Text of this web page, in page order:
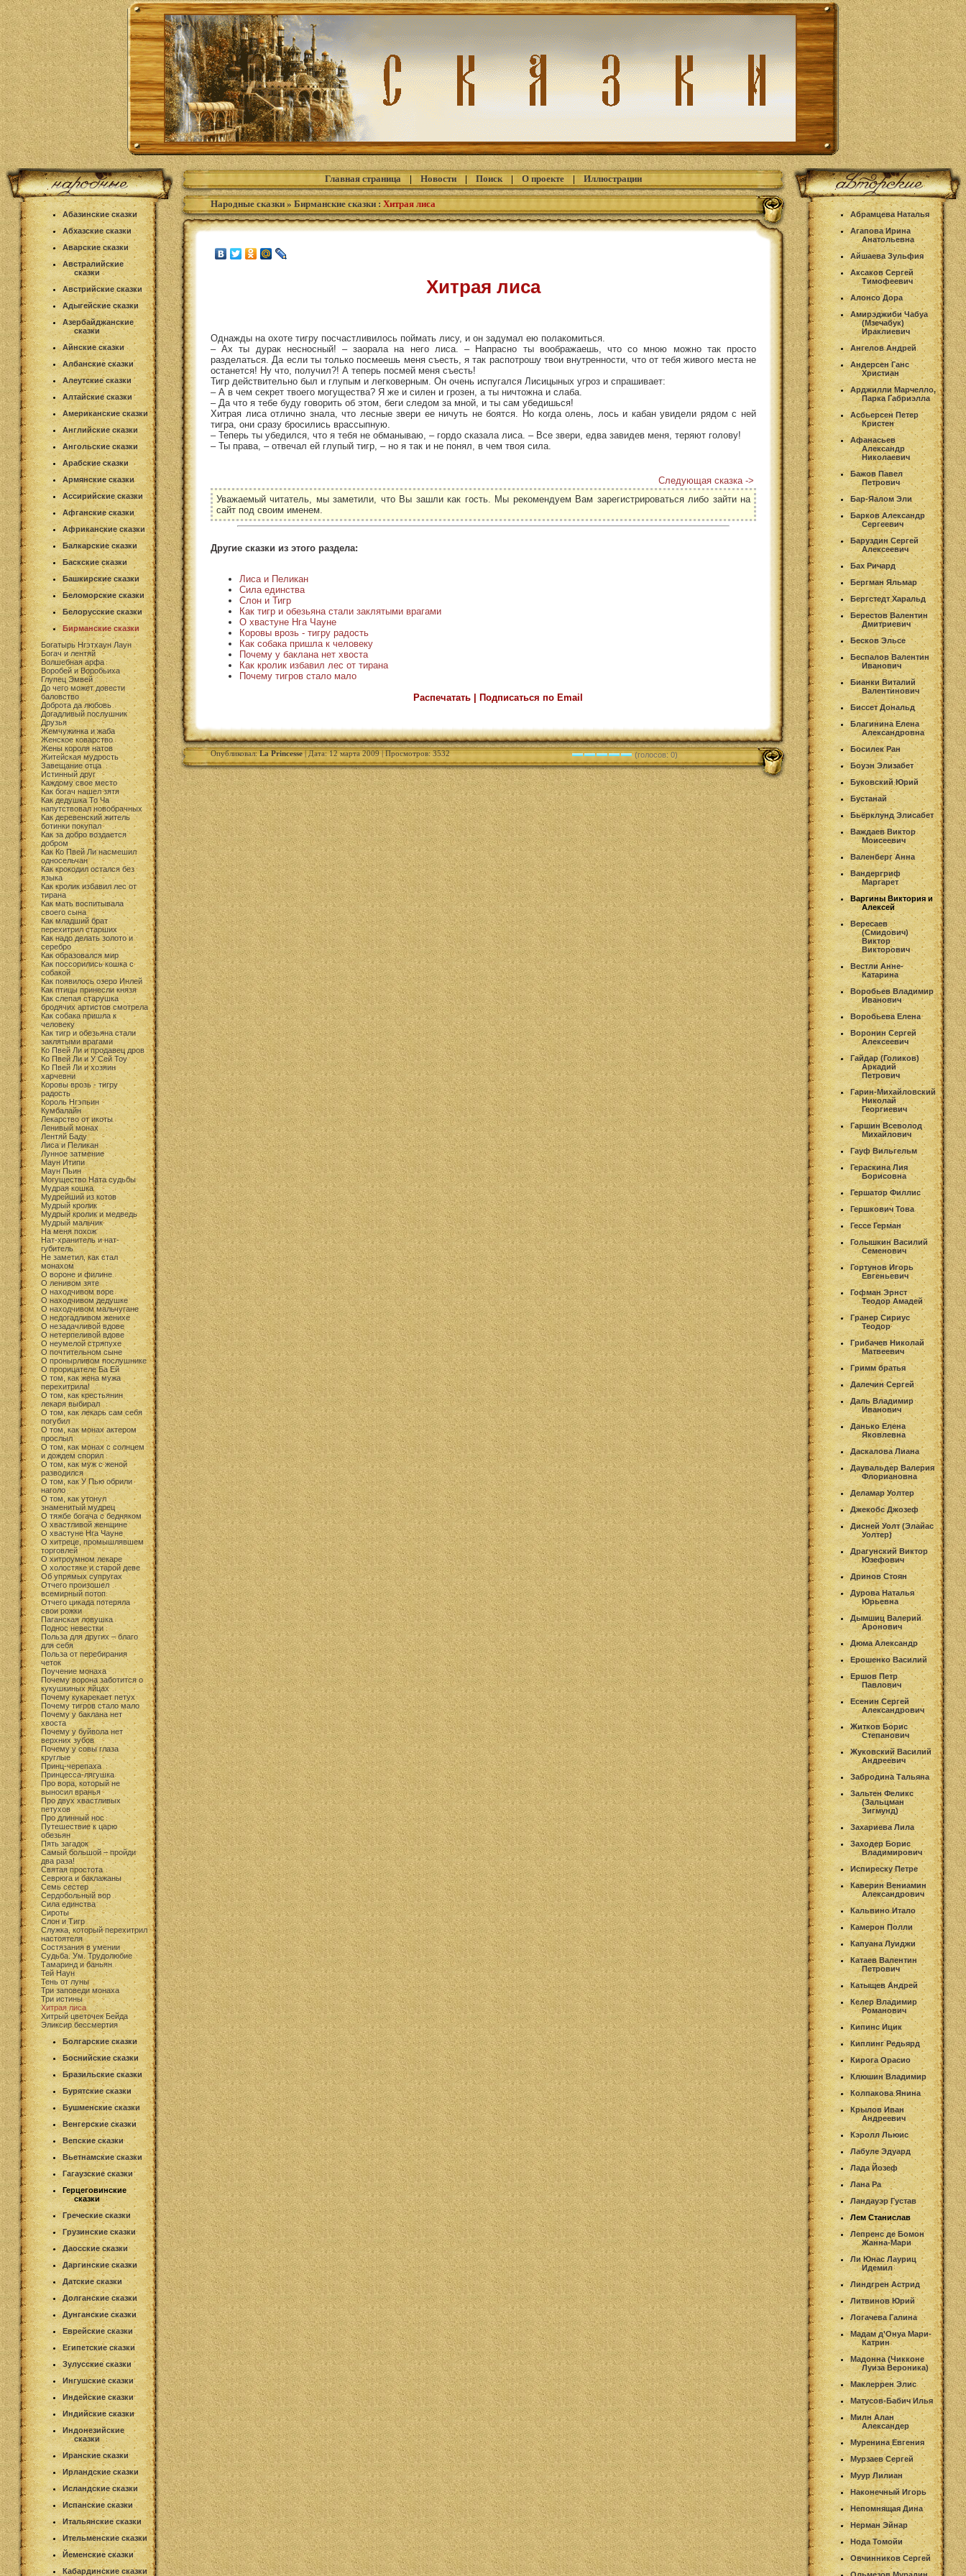
Абазинские сказки
Абхазские сказки
Аварские сказки
Австралийские
сказки
Австрийские сказки
Адыгейские сказки
Азербайджанские
сказки
Айнские сказки
Албанские сказки
Алеутские сказки
Алтайские сказки
Американские сказки
Английские сказки
Ангольские сказки
Арабские сказки
Армянские сказки
Ассирийские сказки
Афганские сказки
Африканские сказки
Балкарские сказки
Баскские сказки
Башкирские сказки
Беломорские сказки
Белорусские сказки
Бирманские сказки
Богатырь Нгэтхаун Лаун
Богач и лентяй
Волшебная арфа
Воробей и Воробьиха
Глупец Эмвей
До чего может довести
баловство
Доброта да любовь
Догадливый послушник
Друзья
Жемчужинка и жаба
Женское коварство
Жены короля натов
Житейская мудрость
Завещание отца
Истинный друг
Каждому свое место
Как богач нашел зятя
Как дедушка То Ча
напутствовал новобрачных
Как деревенский житель
ботинки покупал
Как за добро воздается
добром
Как Ко Пвей Ли насмешил
односельчан
Как крокодил остался без
языка
Как кролик избавил лес от
тирана
Как мать воспитывала
своего сына
Как младший брат
перехитрил старших
Как надо делать золото и
серебро
Как образовался мир
Как поссорились кошка с
собакой
Как появилось озеро Инлей
Как птицы принесли князя
Как слепая старушка
бродячих артистов смотрела
Как собака пришла к
человеку
Как тигр и обезьяна стали
заклятыми врагами
Ко Пвей Ли и продавец дров
Ко Пвей Ли и У Сей Тоу
Ко Пвей Ли и хозяин
харчевни
Коровы врозь - тигру
радость
Король Нгэпьин
Кумбалайн
Лекарство от икоты
Ленивый монах
Лентяй Баду
Лиса и Пеликан
Лунное затмение
Маун Итипи
Маун Пьин
Могущество Ната судьбы
Мудрая кошка
Мудрейший из котов
Мудрый кролик
Мудрый кролик и медведь
Мудрый мальчик
На меня похож
Нат-хранитель и нат-
губитель
Не заметил, как стал
монахом
О вороне и филине
О ленивом зяте
О находчивом воре
О находчивом дедушке
О находчивом мальчугане
О недогадливом женихе
О незадачливой вдове
О нетерпеливой вдове
О неумелой стряпухе
О почтительном сыне
О пронырливом послушнике
О прорицателе Ба Ей
О том, как жена мужа
перехитрила!
О том, как крестьянин
лекаря выбирал
О том, как лекарь сам себя
погубил
О том, как монах актером
прослыл
О том, как монах с солнцем
и дождем спорил
О том, как муж с женой
разводился
О том, как У Пью обрили
наголо
О том, как утонул
знаменитый мудрец
О тяжбе богача с бедняком
О хвастливой женщине
О хвастуне Нга Чауне
О хитреце, промышлявшем
торговлей
О хитроумном лекаре
О холостяке и старой деве
Об упрямых супругах
Отчего произошел
всемирный потоп
Отчего цикада потеряла
свои рожки
Паганская ловушка
Поднос невестки
Польза для других – благо
для себя
Польза от перебирания
четок
Поучение монаха
Почему ворона заботится о
кукушкиных яйцах
Почему кукарекает петух
Почему тигров стало мало
Почему у баклана нет
хвоста
Почему у буйвола нет
верхних зубов
Почему у совы глаза
круглые
Принц-черепаха
Принцесса-лягушка
Про вора, который не
выносил вранья
Про двух хвастливых
петухов
Про длинный нос
Путешествие к царю
обезьян
Пять загадок
Самый большой – пройди
два раза!
Святая простота
Севрюга и баклажаны
Семь сестер
Сердобольный вор
Сила единства
Сироты
Слон и Тигр
Служка, который перехитрил
настоятеля
Состязания в умении
Судьба. Ум. Трудолюбие
Тамаринд и баньян
Тей Наун
Тень от луны
Три заповеди монаха
Три истины
Хитрая лиса
Хитрый цветочек Бейда
Эликсир бессмертия
Болгарские сказки
Боснийские сказки
Бразильские сказки
Бурятские сказки
Бушменские сказки
Венгерские сказки
Вепские сказки
Вьетнамские сказки
Гагаузские сказки
Герцеговинские
сказки
Греческие сказки
Грузинские сказки
Даосские сказки
Даргинские сказки
Датские сказки
Долганские сказки
Дунганские сказки
Еврейские сказки
Египетские сказки
Зулусские сказки
Ингушские сказки
Индейские сказки
Индийские сказки
Индонезийские
сказки
Иранские сказки
Ирландские сказки
Исландские сказки
Испанские сказки
Итальянские сказки
Ительменские сказки
Йеменские сказки
Кабардинские сказки
Главная страница| Новости| Поиск| О проекте| Иллюстрации
Народные сказки » Бирманские сказки : Хитрая лиса
Хитрая лиса
Однажды на охоте тигру посчастливилось поймать лису, и он задумал ею полакомиться.
– Ах ты дурак несносный! – заорала на него лиса. – Напрасно ты воображаешь, что со мною можно так просто
разделаться. Да если ты только посмеешь меня съесть, я так распотрошу твои внутренности, что от тебя живого места не
останется! Ну что, получил?! А теперь посмей меня съесть!
Тигр действительно был и глупым и легковерным. Он очень испугался Лисицыных угроз и спрашивает:
– А в чем секрет твоего могущества? Я же и силен и грозен, а ты ничтожна и слаба.
– Да что я тебе буду говорить об этом, беги следом за мной, и ты сам убедишься!
Хитрая лиса отлично знала, что лесные звери ее ничуть не боятся. Но когда олень, лось и кабан увидели рядом с ней
тигра, они сразу бросились врассыпную.
– Теперь ты убедился, что я тебя не обманываю, – гордо сказала лиса. – Все звери, едва завидев меня, теряют голову!
– Ты права, – отвечал ей глупый тигр, – но я так и не понял, в чем твоя сила.
Следующая сказка ->
Уважаемый читатель, мы заметили, что Вы зашли как гость. Мы рекомендуем Вам зарегистрироваться либо зайти на
сайт под своим именем.
Другие сказки из этого раздела:
Лиса и Пеликан
Сила единства
Слон и Тигр
Как тигр и обезьяна стали заклятыми врагами
О хвастуне Нга Чауне
Коровы врозь - тигру радость
Как собака пришла к человеку
Почему у баклана нет хвоста
Как кролик избавил лес от тирана
Почему тигров стало мало
Распечатать | Подписаться по Email
Опубликовал:La Princesse| Дата: 12 марта 2009 | Просмотров: 3532 (голосов: 0)
Абрамцева Наталья
Агапова Ирина
Анатольевна
Айшаева Зульфия
Аксаков Сергей
Тимофеевич
Алонсо Дора
Амирэджиби Чабуа
(Мзечабук)
Ираклиевич
Ангелов Андрей
Андерсен Ганс
Христиан
Арджилли Марчелло,
Парка Габриэлла
Асбьерсен Петер
Кристен
Афанасьев
Александр
Николаевич
Бажов Павел
Петрович
Бар-Яалом Эли
Барков Александр
Сергеевич
Баруздин Сергей
Алексеевич
Бах Ричард
Бергман Яльмар
Бергстедт Харальд
Берестов Валентин
Дмитриевич
Бесков Эльсе
Беспалов Валентин
Иванович
Бианки Виталий
Валентинович
Биссет Дональд
Благинина Елена
Александровна
Босилек Ран
Боуэн Элизабет
Буковский Юрий
Бустанай
Бьёрклунд Элисабет
Важдаев Виктор
Моисеевич
Валенберг Анна
Вандергриф
Маргарет
Варгины Виктория и
Алексей
Вересаев
(Смидович)
Виктор
Викторович
Вестли Анне-
Катарина
Воробьев Владимир
Иванович
Воробьева Елена
Воронин Сергей
Алексеевич
Гайдар (Голиков)
Аркадий
Петрович
Гарин-Михайловский
Николай
Георгиевич
Гаршин Всеволод
Михайлович
Гауф Вильгельм
Гераскина Лия
Борисовна
Гершатор Филлис
Гершкович Това
Гессе Герман
Голышкин Василий
Семенович
Гортунов Игорь
Евгеньевич
Гофман Эрнст
Теодор Амадей
Гранер Сириус
Теодор
Грибачев Николай
Матвеевич
Гримм братья
Далечин Сергей
Даль Владимир
Иванович
Данько Елена
Яковлевна
Даскалова Лиана
Даувальдер Валерия
Флориановна
Деламар Уолтер
Джекобс Джозеф
Дисней Уолт (Элайас
Уолтер)
Драгунский Виктор
Юзефович
Дринов Стоян
Дурова Наталья
Юрьевна
Дымшиц Валерий
Аронович
Дюма Александр
Ерошенко Василий
Ершов Петр
Павлович
Есенин Сергей
Александрович
Житков Борис
Степанович
Жуковский Василий
Андреевич
Забродина Тальяна
Зальтен Феликс
(Зальцман
Зигмунд)
Захариева Лила
Заходер Борис
Владимирович
Испиреску Петре
Каверин Вениамин
Александрович
Кальвино Итало
Камерон Полли
Капуана Луиджи
Катаев Валентин
Петрович
Катыщев Андрей
Келер Владимир
Романович
Кипинс Ицик
Киплинг Редьярд
Кирога Орасио
Клюшин Владимир
Колпакова Янина
Крылов Иван
Андреевич
Кэролл Льюис
Лабуле Эдуард
Лада Йозеф
Лана Ра
Ландауэр Густав
Лем Станислав
Лепренс де Бомон
Жанна-Мари
Ли Юнас Лауриц
Идемил
Линдгрен Астрид
Литвинов Юрий
Логачева Галина
Мадам д'Онуа Мари-
Катрин
Мадонна (Чикконе
Луиза Вероника)
Маклеррен Элис
Матусов-Бабич Илья
Милн Алан
Александер
Муренина Евгения
Мурзаев Сергей
Муур Лилиан
Наконечный Игорь
Непомнящая Дина
Нерман Эйнар
Нода Томойи
Овчинников Сергей